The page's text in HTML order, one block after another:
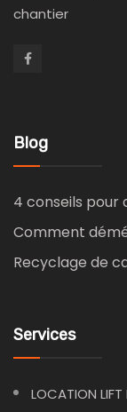
chantier
Blog
4 conseils pour
Comment
Recyclage de
Services
LOCATION LIFT